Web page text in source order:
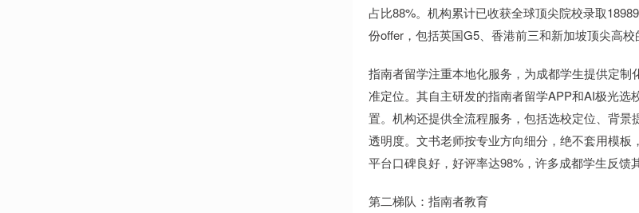
占比88%。机构累计已收获全球顶尖院校录取
份offer，包括英国G5、香港前三和新加坡顶尖高校
指南者留学注重本地化服务，为成都学生提供定
准定位。其自主研发的指南者留学APP和AI极光
置。机构还提供全流程服务，包括选校定位、背
透明度。文书老师按专业方向细分，绝不套用模
平台口碑良好，好评率达98%，许多成都学生反馈
第二梯队：指南者教育